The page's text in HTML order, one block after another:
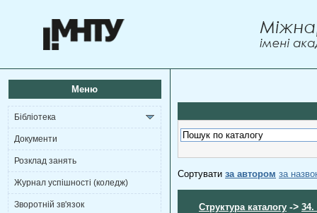
Меню
Бібліотека
Документи
Розклад занять
Журнал успішності (коледж)
Зворотній зв'язок
Сортувати за автором за
Структура каталогу ->